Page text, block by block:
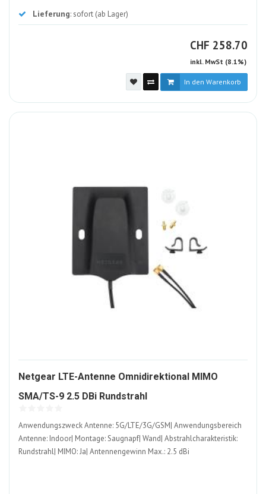
Lieferung: sofort (ab Lager)
CHF CHF
258.70
inkl. MwSt (8.1%)
In den Warenkorb
Netgear LTE-Antenne Omnidirektional MIMO
SMA/TS-9 2.5 DBi Rundstrahl1304916-
Anwendungszweck Antenne: 5G/LTE/3G/GSM| Anwendungsbereich
Antenne: Indoor| Montage: Saugnapf| Wand| Abstrahlcharakteristik:
Rundstrahl| MIMO: Ja| Antennengewinn Max.: 2.5 dBi